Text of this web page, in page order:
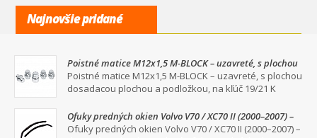
Najnovšie pridané
Poistné matice M12x1,5 M-BLOCK – uzavreté, s plochou
dosadacou plochou a podložkou, na kľúč 19/21
Poistné matice M12x1,5 M-BLOCK – uzavreté, s plochou
dosadacou plochou a podložkou, na kľúč 19/21 K
Ofuky predných okien Volvo V70 / XC70 II (2000–2007) –
dymové, sada 2 ks
Ofuky predných okien Volvo V70 / XC70 II (2000–2007) –